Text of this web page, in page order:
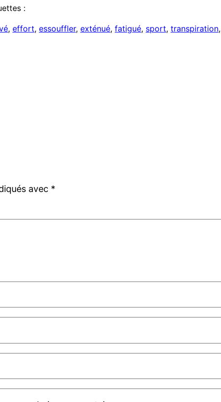
:
, effort, essouffler, exténué, fatigué, sport, transpiration,
avec *